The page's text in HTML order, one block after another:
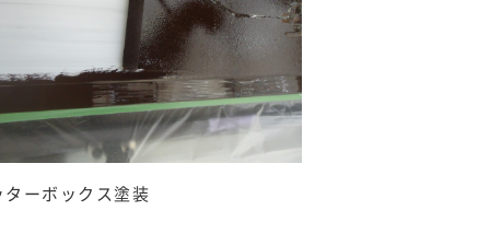
ターボックス塗装